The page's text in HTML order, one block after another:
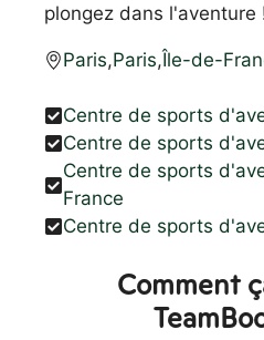
plongez dans l'aventure
Paris,Paris,Île-de-
Centre de sports
Centre de sports
Centre de sports
France
Centre de sports
Comment